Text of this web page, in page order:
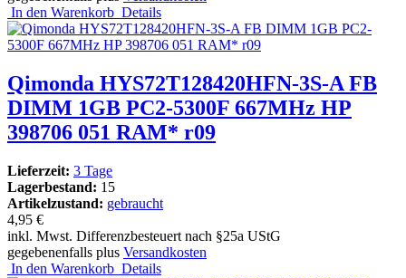
In den Warenkorb Details
Qimonda HYS72T128420HFN-3S-A FB
DIMM 1GB PC2-5300F 667MHz HP
398706 051 RAM* r09
Lieferzeit: 3 Tage
Lagerbestand: 15
Artikelzustand: gebraucht
4,95 €
inkl. Mwst. Differenzbesteuert nach §25a UStG
gegebenenfalls plus Versandkosten
In den Warenkorb Details